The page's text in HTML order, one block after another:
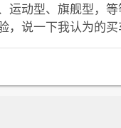
运动型、旗舰型，等
，说一下我认为的买